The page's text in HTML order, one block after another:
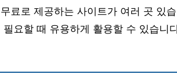
료로 제공하는 사이트가 여러 곳 있
요할 때 유용하게 활용할 수 있습니